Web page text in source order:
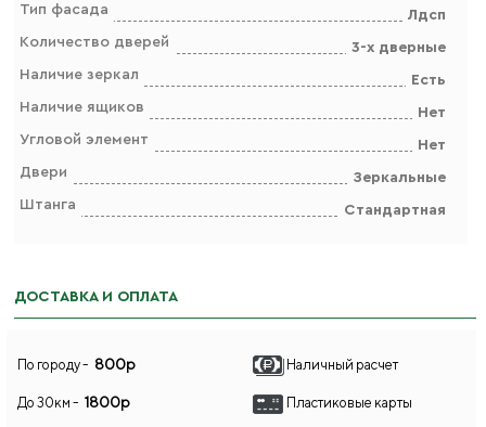
Тип фасада
Лдсп
Количество дверей
3-х дверные
Наличие зеркал
Есть
Наличие ящиков
Нет
Угловой элемент
Нет
Двери
Зеркальные
Штанга
Стандартная
ДОСТАВКА И ОПЛАТА
По городу - 800р
До 30км - 1800р
Наличный расчет
Пластиковые карты